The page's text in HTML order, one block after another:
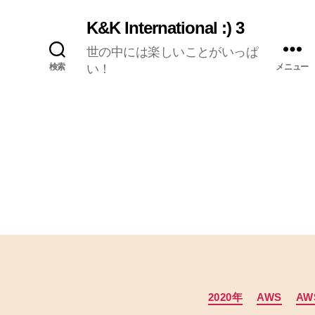
検索
K&K International :) 3
世の中には楽しいことがいっぱ
い！
メニュー
2020年 AWS